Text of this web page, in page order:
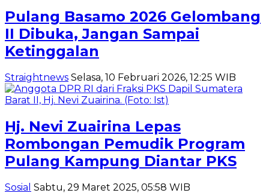
Pulang Basamo 2026 Gelombang
II Dibuka, Jangan Sampai
Ketinggalan
Straightnews Selasa, 10 Februari 2026, 12:25 WIB
Hj. Nevi Zuairina Lepas
Rombongan Pemudik Program
Pulang Kampung Diantar PKS
Sosial Sabtu, 29 Maret 2025, 05:58 WIB